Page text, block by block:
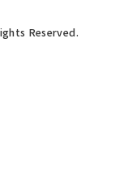
Reserved.